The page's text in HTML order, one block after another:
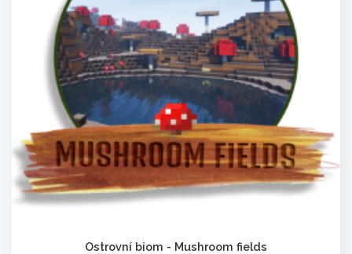
Ostrovní biom - Mushroom fields